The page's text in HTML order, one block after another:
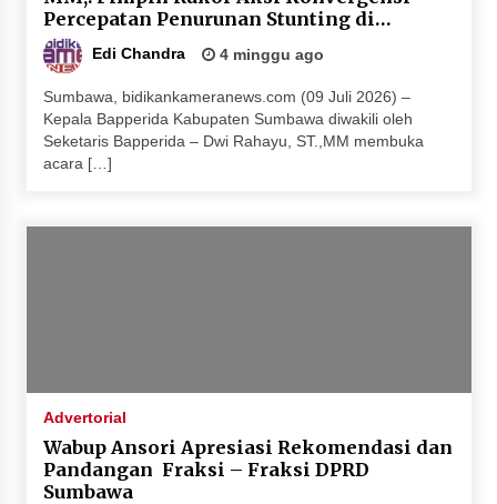
Percepatan Penurunan Stunting di
Sumbawa
Edi Chandra 4 minggu ago
Sumbawa, bidikankameranews.com (09 Juli 2026) –
Kepala Bapperida Kabupaten Sumbawa diwakili oleh
Seketaris Bapperida – Dwi Rahayu, ST.,MM membuka
acara […]
Advertorial
Wabup Ansori Apresiasi Rekomendasi dan
Pandangan Fraksi – Fraksi DPRD
Sumbawa